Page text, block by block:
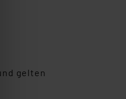
gelten